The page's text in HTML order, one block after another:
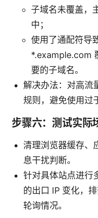
子域名未覆盖，
中；
使用了通配符导
*.example.com
要的子域名。
解决办法：对高流
规则，避免使用过
步骤六：测试实际
清理浏览器缓存、
息干扰判断。
针对具体站点进行
的出口 IP 变化，
轮询情况。